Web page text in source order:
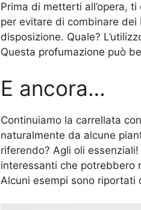
Prima di metterti all’opera,
per evitare di combinare dei
disposizione. Quale?
Questa profumazione può
E ancora…
Continuiamo la carrellata
naturalmente da alcune
riferendo? Agli oli
interessanti che potrebbero
Alcuni esempi sono riportati